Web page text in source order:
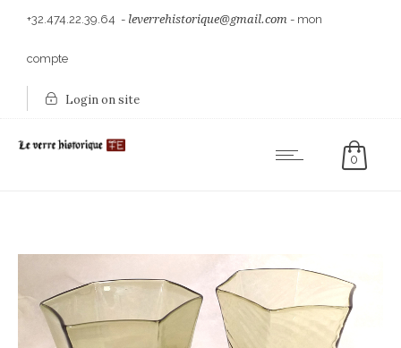
+32.474.22.39.64 - leverrehistorique@gmail.com - mon
compte
Login on site
0